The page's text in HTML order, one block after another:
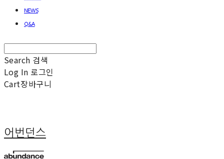
NEWS
Q&A
Search 검색
Log In 로그인
Cart장바구니
어번던스